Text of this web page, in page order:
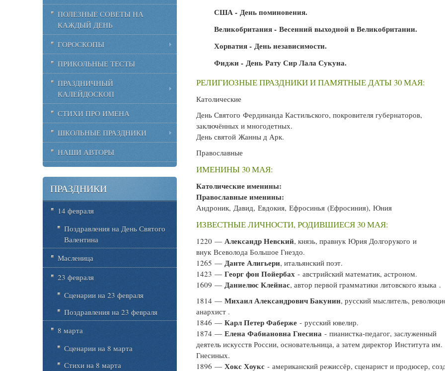
США - День поминовения.
Великобритания - Весенний выходной в Великобритании.
Хорватия - День независимости.
Фиджи - День Рату Сир Лала Сукуна.
РЕЛИГИОЗНЫЕ ПРАЗДНИКИ И ПАМЯТНЫЕ ДАТЫ 30 МАЯ:
Католические
День Святого Фердинанда Кастильского, покровителя губернаторов,
заключённых и многодетных.
День святой Жанны д Арк.
Православные
ИМЕНИНЫ 30 МАЯ:
Католические именины:
Православные именины:
Андроник, Давид, Евдокия, Ефросинья (Ефросиния), Юния
ИЗВЕСТНЫЕ ЛИЧНОСТИ, РОДИВШИЕСЯ 30 МАЯ:
1220 —Александр Невский, князь, правнук Юрия Долгорукого и
внук Всеволода Большое Гнездо.
1265 —Данте Алигьери, итальянский поэт.
1423 —Георг фон Пойербах - австрийский математик, астроном.
1609 —Даниелюс Клейнас, автор первой грамматики литовского языка .
1814 —Михаил Александрович Бакунин, русский мыслитель,
анархист .
1846 —Карл Петер Фаберже - русский ювелир.
1874 —Елена Фабиановна Гнесина - пианистка-педагог, заслуженный
деятель искусств России, основательница, а затем директор Института им.
Гнесиных.
1896 —Хокс Хоукс - американский режиссёр, сценарист и продюсер,
ПОЛЕЗНЫЕ СОВЕТЫ НА
КАЖДЫЙ ДЕНЬ
ГОРОСКОПЫ
ПРИКОЛЬНЫЕ ТЕСТЫ
ПРАЗДНИЧНЫЙ
КАЛЕЙДОСКОП
СТИХИ ПРО ИМЕНА
ШКОЛЬНЫЕ ПРАЗДНИКИ
НАШИ АВТОРЫ
ПРАЗДНИКИ
14 февраля
Поздравления на День Святого
Валентина
Масленица
23 февраля
Сценарии на 23 февраля
Поздравления на 23 февраля
8 марта
Сценарии на 8 марта
Стихи на 8 марта